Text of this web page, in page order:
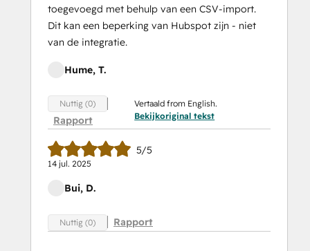
toegevoegd met behulp van een CSV-import.
Dit kan een beperking van Hubspot zijn - niet
van de integratie.
Hume, T.
Nuttig (0)
Rapport
Vertaald from English.
Bekijkoriginal tekst
5/5
14 jul. 2025
Bui, D.
Nuttig (0) Rapport